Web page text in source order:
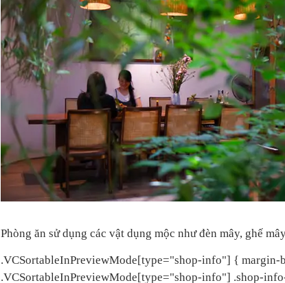
Phòng ăn sử dụng các vật dụng mộc như đèn mây, ghế
.VCSortableInPreviewMode[type="shop-info"] { margin-
.VCSortableInPreviewMode[type="shop-info"] .shop-